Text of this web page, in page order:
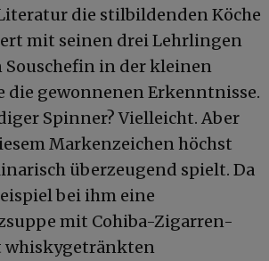
die stilbildenden Köche
mit seinen drei Lehrlingen
in der kleinen
die gewonnenen Erkenntnisse.
Spinner? Vielleicht. Aber
Markenzeichen höchst
überzeugend spielt. Da
bei ihm eine
mit Cohiba-Zigarren-
whiskygetränkten